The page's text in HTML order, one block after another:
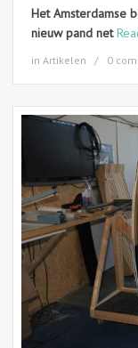
Het Amsterdamse
nieuw pand net
in Artikelen 0